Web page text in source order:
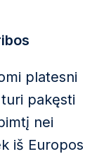
platesni
pakęsti
nei
iš Europos